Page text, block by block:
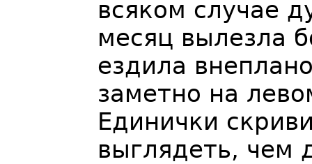
всяком случае
месяц вылезла
ездила
заметно на
Единички
выглядеть, чем